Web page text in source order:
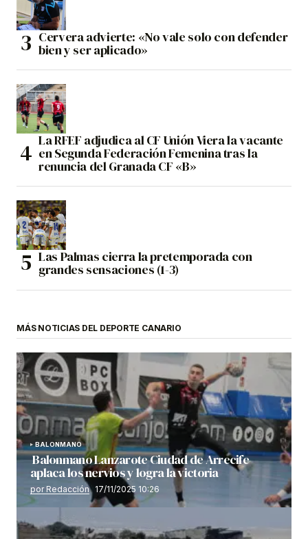
Cervera advierte: «No vale solo con defender
bien y ser aplicado»
La RFEF adjudica al CF Unión Viera la vacante
en Segunda Federación Femenina tras la
renuncia del Granada CF «B»
Las Palmas cierra la pretemporada con
grandes sensaciones (1-3)
MÁS NOTICIAS DEL DEPORTE CANARIO
BALONMANO
Balonmano Lanzarote Ciudad de Arrecife
aplaca los nervios y logra la victoria
por Redacción 17/11/2025 10:26